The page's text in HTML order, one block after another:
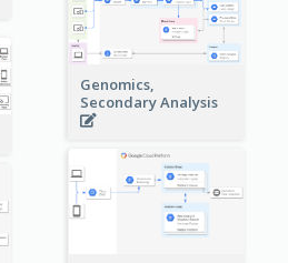
Genomics,
Secondary Analysis